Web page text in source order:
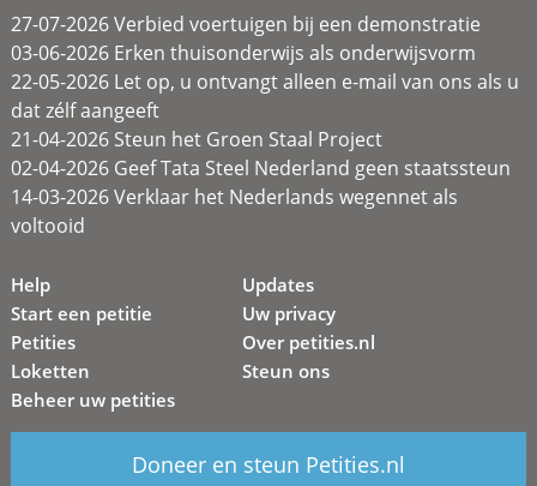
27-07-2026 Verbied voertuigen bij een demonstratie
03-06-2026 Erken thuisonderwijs als onderwijsvorm
22-05-2026 Let op, u ontvangt alleen e-mail van ons als u
dat zélf aangeeft
21-04-2026 Steun het Groen Staal Project
02-04-2026 Geef Tata Steel Nederland geen staatssteun
14-03-2026 Verklaar het Nederlands wegennet als
voltooid
Help
Start een petitie
Petities
Loketten
Beheer uw petities
Updates
Uw privacy
Over petities.nl
Steun ons
Doneer en steun Petities.nl